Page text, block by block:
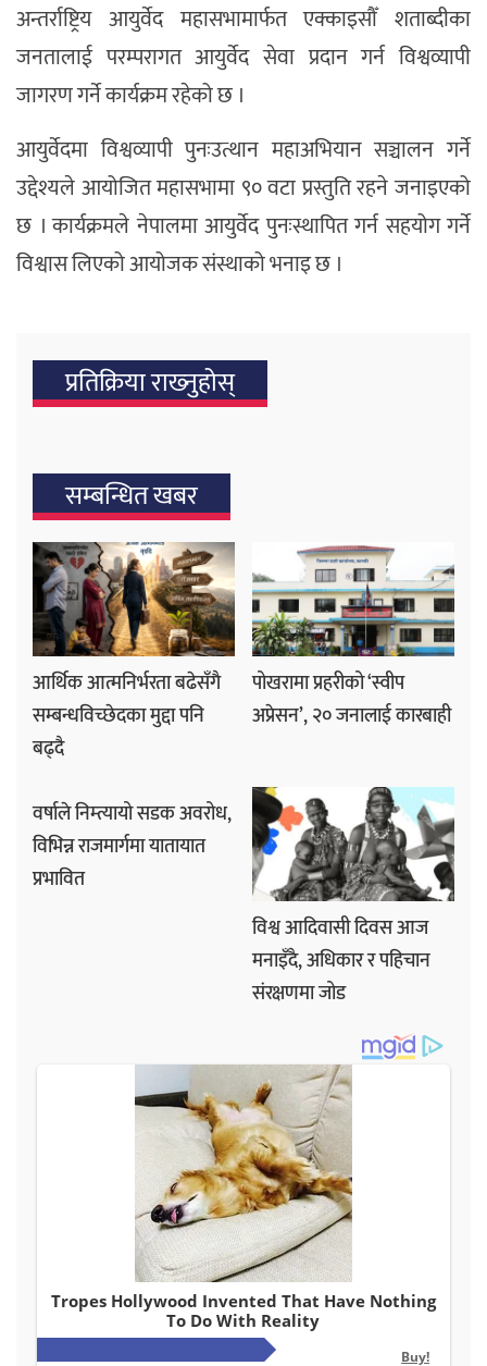
अन्तर्राष्ट्रिय आयुर्वेद महासभामार्फत एक्काइसौँ शताब्दीका
जनतालाई परम्परागत आयुर्वेद सेवा प्रदान गर्न विश्वव्यापी
जागरण गर्ने कार्यक्रम रहेको छ ।
आयुर्वेदमा विश्वव्यापी पुनःउत्थान महाअभियान सञ्चालन गर्ने
उद्देश्यले आयोजित महासभामा ९० वटा प्रस्तुति रहने जनाइएको
छ । कार्यक्रमले नेपालमा आयुर्वेद पुनःस्थापित गर्न सहयोग गर्ने
विश्वास लिएको आयोजक संस्थाको भनाइ छ ।
प्रतिक्रिया राख्‍नुहोस्
सम्बन्धित खबर
आर्थिक आत्मनिर्भरता बढेसँगै
सम्बन्धविच्छेदका मुद्दा पनि
बढ्दै
पोखरामा प्रहरीको ‘स्वीप
अप्रेसन’, २० जनालाई कारबाही
वर्षाले निम्त्यायो सडक अवरोध,
विभिन्न राजमार्गमा यातायात
प्रभावित
विश्व आदिवासी दिवस आज
मनाइँदै, अधिकार र पहिचान
संरक्षणमा जोड